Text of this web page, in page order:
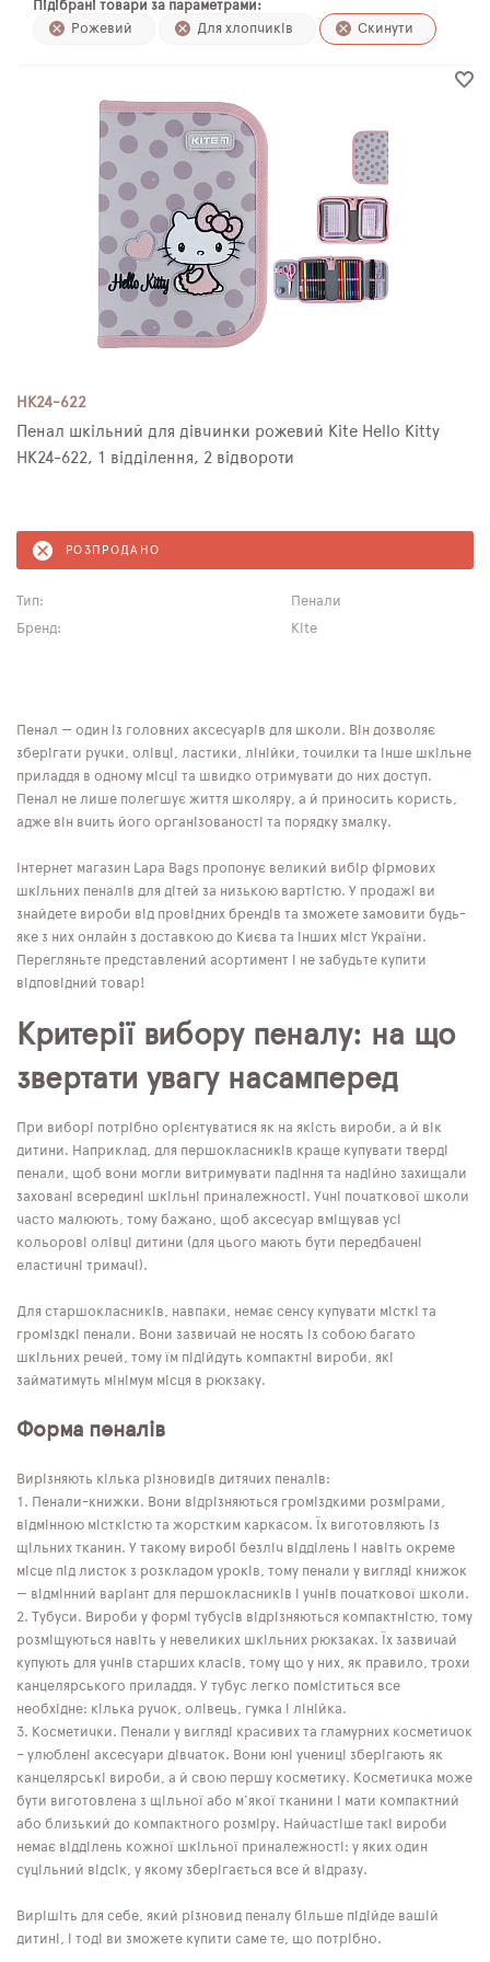
ПЛЯШКИ ДЛЯ ВОДИ
SCHOOL STANDARD
Підібрані товари за параметрами:
Рожевий
Для хлопчиків Скинути
HK24-622
Пенал шкільний для дівчинки рожевий Kite Hello Kitty
HK24-622, 1 відділення, 2 відвороти
РОЗПРОДАНО
Тип:
Пенали
Бренд:
Kite
Пенал — один із головних аксесуарів для школи. Він дозволяє
зберігати ручки, олівці, ластики, лінійки, точилки та інше шкільне
приладдя в одному місці та швидко отримувати до них доступ.
Пенал не лише полегшує життя школяру, а й приносить користь,
адже він вчить його організованості та порядку змалку.
Інтернет магазин Lapa Bags пропонує великий вибір фірмових
шкільних пеналів для дітей за низькою вартістю. У продажі ви
знайдете вироби від провідних брендів та зможете замовити будь-
яке з них онлайн з доставкою до Києва та інших міст України.
Перегляньте представлений асортимент і не забудьте купити
відповідний товар!
Критерії вибору пеналу: на що
звертати увагу насамперед
При виборі потрібно орієнтуватися як на якість вироби, а й вік
дитини. Наприклад, для першокласників краще купувати тверді
пенали, щоб вони могли витримувати падіння та надійно захищали
заховані всередині шкільні приналежності. Учні початкової школи
часто малюють, тому бажано, щоб аксесуар вміщував усі
кольорові олівці дитини (для цього мають бути передбачені
еластичні тримачі).
Для старшокласників, навпаки, немає сенсу купувати місткі та
громіздкі пенали. Вони зазвичай не носять із собою багато
шкільних речей, тому їм підійдуть компактні вироби, які
займатимуть мінімум місця в рюкзаку.
Форма пеналів
Вирізняють кілька різновидів дитячих пеналів:
Пенали-книжки. Вони відрізняються громіздкими розмірами,
відмінною місткістю та жорстким каркасом. Їх виготовляють із
щільних тканин. У такому виробі безліч відділень і навіть окреме
місце під листок з розкладом уроків, тому пенали у вигляді книжок
— відмінний варіант для першокласників і учнів початкової школи.
Тубуси. Вироби у формі тубусів відрізняються компактністю, тому
розміщуються навіть у невеликих шкільних рюкзаках. Їх зазвичай
купують для учнів старших класів, тому що у них, як правило, трохи
канцелярського приладдя. У тубус легко поміститься все
необхідне: кілька ручок, олівець, гумка і лінійка.
Косметички. Пенали у вигляді красивих та гламурних косметичок
– улюблені аксесуари дівчаток. Вони юні учениці зберігають як
канцелярські вироби, а й свою першу косметику. Косметичка може
бути виготовлена ​​з щільної або м'якої тканини і мати компактний
або близький до компактного розміру. Найчастіше такі вироби
немає відділень кожної шкільної приналежності: у яких один
суцільний відсік, у якому зберігається все й відразу.
Вирішіть для себе, який різновид пеналу більше підійде вашій
дитині, і тоді ви зможете купити саме те, що потрібно.